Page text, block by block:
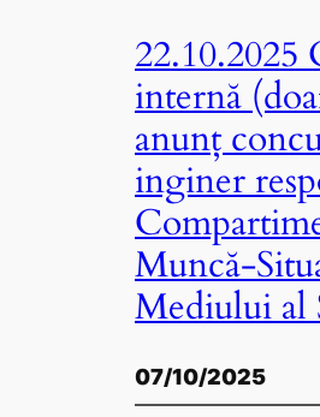
22.10.2025
internă
anunț
inginer
Muncă-
Mediului al
07/10/2025